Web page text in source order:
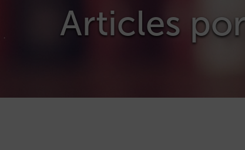
Articles